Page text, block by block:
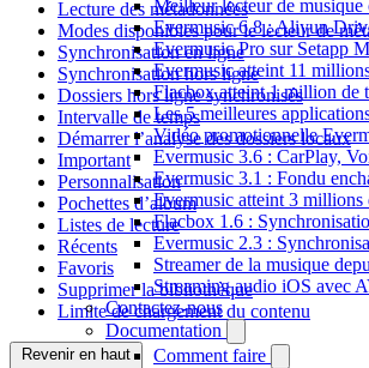
Meilleur lecteur de
Evermusic 6.8 : Aliyun
Evermusic Pro sur Setapp
Evermusic atteint 11
Flacbox atteint 1 million de
Les 5 meilleures
Vidéo promotionnelle
Evermusic 3.6 : CarPlay,
Evermusic 3.1 : Fondu
Evermusic atteint 3 millions
Flacbox 1.6 :
Evermusic 2.3 :
Streamer de la musique
Streaming audio iOS avec
Contactez-nous
Documentation
Comment faire
Lecture des métadonnées
Modes disponibles pour le lecteur de
Synchronisation en ligne
Synchronisation hors ligne
Dossiers hors ligne synchronisés
Intervalle de temps
Démarrer l’analyse des dossiers locaux
Important
Personnalisation
Pochettes d’album
Listes de lecture
Récents
Favoris
Supprimer la bibliothèque
Limite de chargement du contenu
Revenir en haut